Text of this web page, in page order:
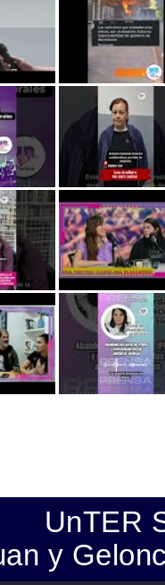
UnTER
y